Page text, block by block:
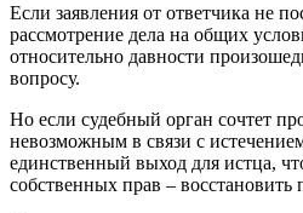
Если заявления от ответчика не
рассмотрение дела на общих
относительно давности
вопросу.
Но если судебный орган сочтет
невозможным в связи с
единственный выход для истца,
собственных прав –